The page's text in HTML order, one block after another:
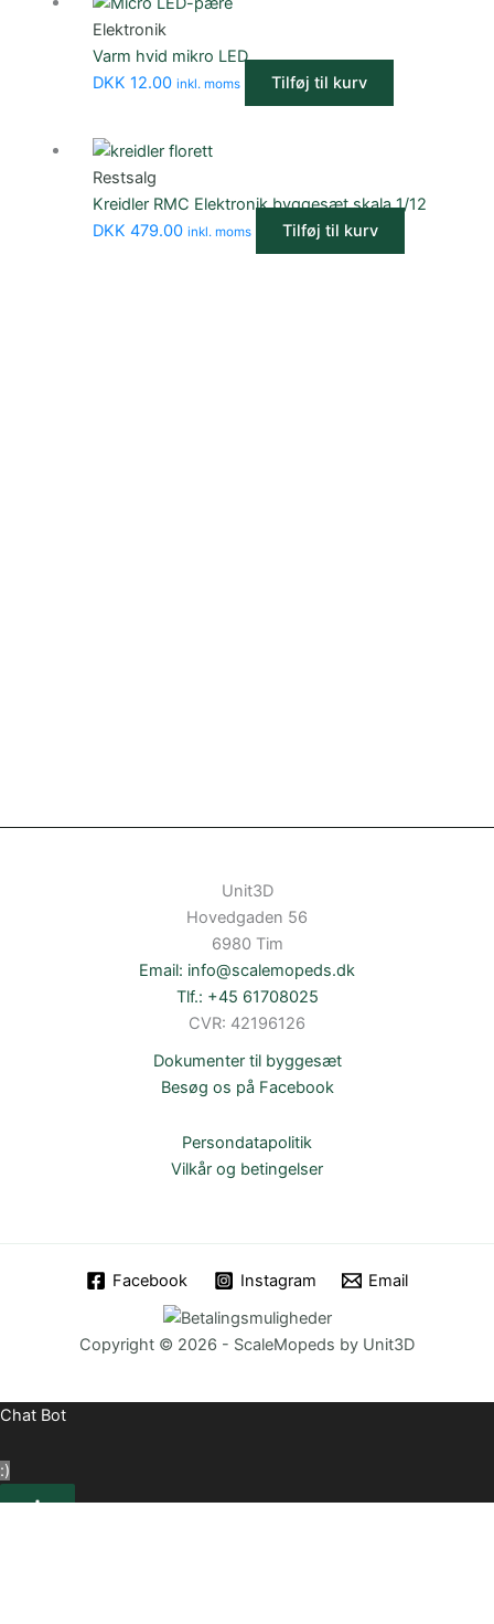
Elektronik
Varm hvid mikro LED
DKK 12.00 inkl. moms Tilføj til kurv
Restsalg
Kreidler RMC Elektronik byggesæt skala 1/12
DKK 479.00 inkl. moms Tilføj til kurv
Unit3D
Hovedgaden 56
6980 Tim
Email: info@scalemopeds.dk
Tlf.: +45 61708025
CVR: 42196126
Dokumenter til byggesæt
Besøg os på Facebook
Persondatapolitik
Vilkår og betingelser
Facebook Instagram Email
Copyright © 2026 - ScaleMopeds by Unit3D
Chat Bot
:)